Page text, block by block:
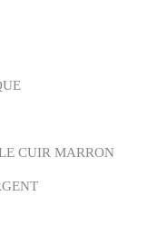
CUIR MARRON